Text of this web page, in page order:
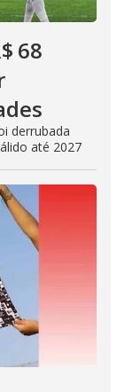
68
derrubada
até 2027